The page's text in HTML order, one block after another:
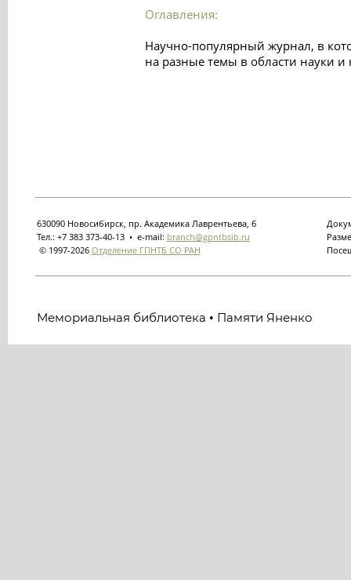
Оглавления:
Научно-популярный журнал, в
на разные темы в области науки и
630090 Новосибирск, пр. Академика Лаврентьева, 6
Тел.: +7 383 373-40-13 • e-mail: branch@gpntbsib.ru
© 1997-2026 Отделение ГПНТБ СО РАН
Мемориальная библиотека • Памяти Яненко